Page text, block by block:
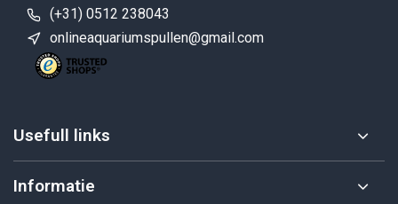
(+31) 0512 238043
onlineaquariumspullen@gmail.com
Usefull links
Informatie